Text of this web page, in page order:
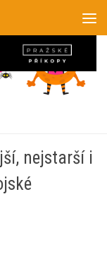
nejstarší i